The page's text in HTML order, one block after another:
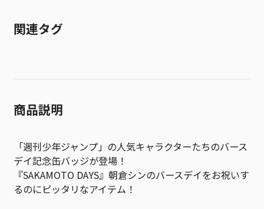
関連タグ
商品説明
「週刊少年ジャンプ」の人気キャラクターたちのバース
デイ記念缶バッジが登場！
『SAKAMOTO DAYS』朝倉シンのバースデイをお祝いす
るのにピッタリなアイテム！